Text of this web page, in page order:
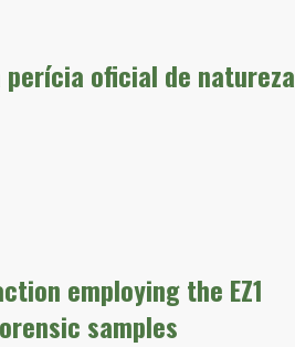
oficial de natureza
employing the EZ1
samples